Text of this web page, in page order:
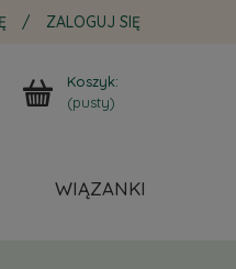
/ ZALOGUJ SIĘ
Koszyk:
(pusty)
WIĄZANKI